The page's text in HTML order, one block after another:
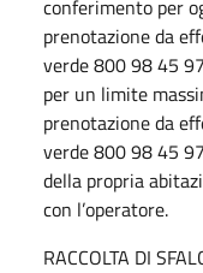
conferimento per
prenotazione da
verde 800 98 45
per un limite
prenotazione da
verde 800 98 45
della propria
con l’operatore.
RACCOLTA DI